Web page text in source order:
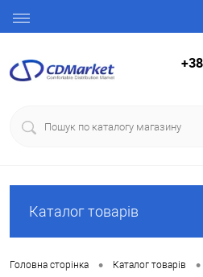
Каталог товарів
Головна сторінка • Каталог товарів •